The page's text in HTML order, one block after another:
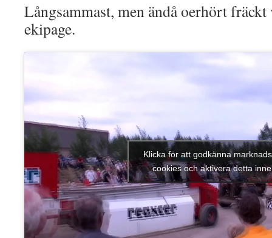
Långsammast, men ändå oerhört
ekipage.
Klicka för att godkänna
cookies och aktivera detta